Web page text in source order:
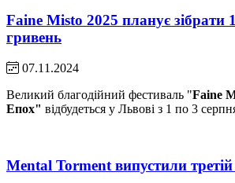
Faine Misto 2025 планує зібрати
гривень
07.11.2024
Великий благодійний фестиваль "Faine
Епох" відбудеться у Львові з 1 по 3
Mental Torment випустили